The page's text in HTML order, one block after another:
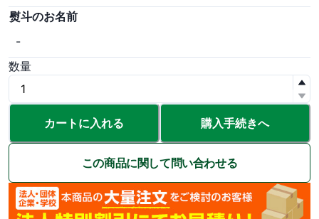
熨斗のお名前
-
数量
カートに入れる 購入手続きへ
この商品に関して問い合わせる